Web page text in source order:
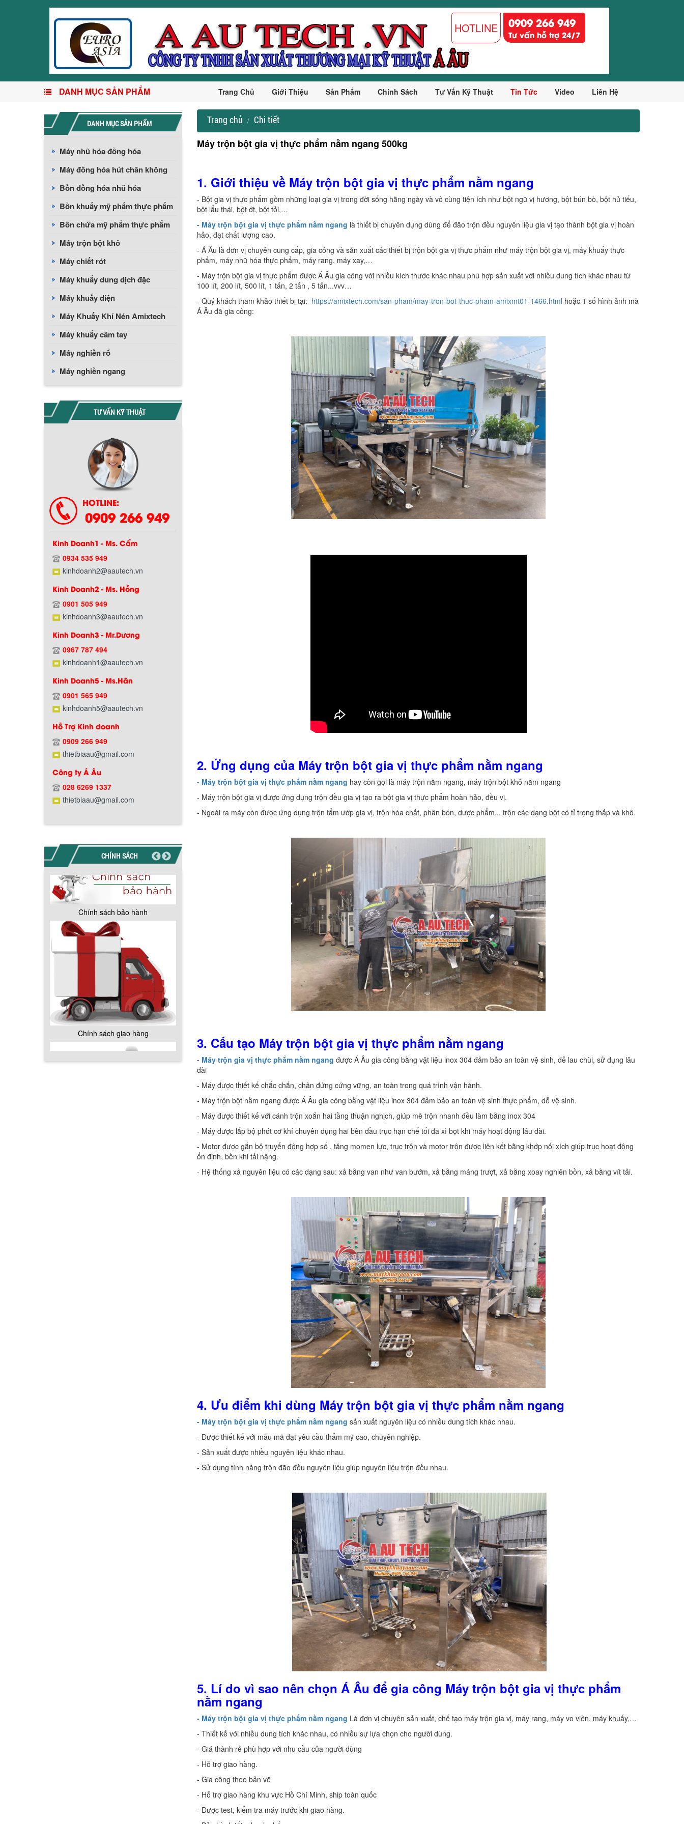
HOTLINE 0909 266 949
Tư vấn hỗ trợ 24/7
DANH MỤC SẢN PHẨM Trang Chủ Giới Thiệu Sản Phẩm Chính Sách Tư Vấn Kỹ Thuật Tin Tức Video Liên Hệ
DANH MỤC SẢN PHẨM
Máy nhũ hóa đồng hóa
Máy đồng hóa hút chân không
Bồn đồng hóa nhũ hóa
Bồn khuấy mỹ phẩm thực phẩm
Bồn chứa mỹ phẩm thực phẩm
Máy trộn bột khô
Máy chiết rót
Máy khuấy dung dịch đặc
Máy khuấy điện
Máy Khuấy Khí Nén Amixtech
Máy khuấy cầm tay
Máy nghiền rổ
Máy nghiền ngang
TƯ VẤN KỸ THUẬT
HOTLINE:
0909 266 949
Kinh Doanh1 - Ms. Cẩm
0934 535 949
kinhdoanh2@aautech.vn
Kinh Doanh2 - Ms. Hồng
0901 505 949
kinhdoanh3@aautech.vn
Kinh Doanh3 - Mr.Dương
0967 787 494
kinhdoanh1@aautech.vn
Kinh Doanh5 - Ms.Hân
0901 565 949
kinhdoanh5@aautech.vn
Hỗ Trợ Kinh doanh
0909 266 949
thietbiaau@gmail.com
Công ty Á Âu
028 6269 1337
thietbiaau@gmail.com
CHÍNH SÁCH
Chính sách bảo hành
Chính sách giao hàng
Hướng dẫn thanh toán mua hàng
Chính sách đổi trả hàng
Chính sách bảo hành
Chính sách giao hàng
Trang chủ Chi tiết
Máy trộn bột gia vị thực phẩm nằm ngang 500kg
1. Giới thiệu về Máy trộn bột gia vị thực phẩm nằm ngang
- Bột gia vị thực phẩm gồm những loại gia vị trong đời sống hằng ngày và vô cùng tiện ích như bột ngũ vị hương, bột bún bò, bột hủ tiếu,
bột lẩu thái, bột ớt, bột tỏi,…
- Máy trộn bột gia vị thực phẩm nằm ngang là thiết bị chuyên dụng dùng để đão trộn đều nguyên liệu gia vị tạo thành bột gia vị hoàn
hảo, đạt chất lượng cao.
- Á Âu là đơn vị chuyên cung cấp, gia công và sản xuất các thiết bị trộn bột gia vị thực phẩm như máy trộn bột gia vị, máy khuấy thực
phẩm, máy nhũ hóa thực phẩm, máy rang, máy xay,…
- Máy trộn bột gia vị thực phẩm được Á Âu gia công với nhiều kích thước khác nhau phù hợp sản xuất với nhiều dung tích khác nhau từ
100 lít, 200 lít, 500 lít, 1 tấn, 2 tấn , 5 tấn...vvv…
- Quý khách tham khảo thiết bị tại: https://amixtech.com/san-pham/may-tron-bot-thuc-pham-amixmt01-1466.html hoặc 1 số hình ảnh mà
Á Âu đã gia công:
2. Ứng dụng của Máy trộn bột gia vị thực phẩm nằm ngang
- Máy trộn bột gia vị thực phẩm nằm ngang hay còn gọi là máy trộn nằm ngang, máy trộn bột khô nằm ngang
- Máy trộn bột gia vị được ứng dụng trộn đều gia vị tạo ra bột gia vị thực phẩm hoàn hảo, đều vị.
- Ngoài ra máy còn được ứng dụng trộn tẩm ướp gia vị, trộn hóa chất, phân bón, dược phẩm,.. trộn các dạng bột có tỉ trọng thấp và khô.
3. Cấu tạo Máy trộn bột gia vị thực phẩm nằm ngang
- Máy trộn gia vị thực phẩm nằm ngang được Á Âu gia công bằng vật liệu inox 304 đảm bảo an toàn vệ sinh, dễ lau chùi, sử dụng lâu
dài
- Máy được thiết kế chắc chắn, chân đứng cứng vững, an toàn trong quá trình vận hành.
- Máy trộn bột nằm ngang được Á Âu gia công bằng vật liệu inox 304 đảm bảo an toàn vệ sinh thực phẩm, dễ vệ sinh.
- Máy được thiết kế với cánh trộn xoắn hai tầng thuận nghịch, giúp mẽ trộn nhanh đều làm bằng inox 304
- Máy được lắp bộ phót cơ khí chuyên dụng hai bên đầu trục hạn chế tối đa xì bọt khi máy hoạt động lâu dài.
- Motor được gắn bộ truyển động hợp số , tăng momen lực, trục trộn và motor trộn được liên kết bằng khớp nối xích giúp trục hoạt động
ổn định, bền khi tải nặng.
- Hệ thống xả nguyên liệu có các dạng sau: xả bằng van như van bướm, xả bằng máng trượt, xả bằng xoay nghiên bồn, xả bằng vít tải.
4. Ưu điểm khi dùng Máy trộn bột gia vị thực phẩm nằm ngang
- Máy trộn bột gia vị thực phẩm nằm ngang sản xuất nguyên liệu có nhiều dung tích khác nhau.
- Được thiết kế với mẫu mã đạt yêu cầu thẩm mỹ cao, chuyên nghiệp.
- Sản xuất được nhiều nguyên liệu khác nhau.
- Sử dụng tính năng trộn đão đều nguyên liệu giúp nguyên liệu trộn đều nhau.
5. Lí do vì sao nên chọn Á Âu để gia công Máy trộn bột gia vị thực phẩm
nằm ngang
- Máy trộn bột gia vị thực phẩm nằm ngang Là đơn vị chuyên sản xuất, chế tạo máy trộn gia vị, máy rang, máy vo viên, máy khuấy,…
- Thiết kế với nhiều dung tích khác nhau, có nhiều sự lựa chọn cho người dùng.
- Giá thành rẻ phù hợp với nhu cầu của người dùng
- Hỗ trợ giao hàng.
- Gia công theo bản vẽ
- Hỗ trợ giao hàng khu vực Hồ Chí Minh, ship toàn quốc
- Được test, kiểm tra máy trước khi giao hàng.